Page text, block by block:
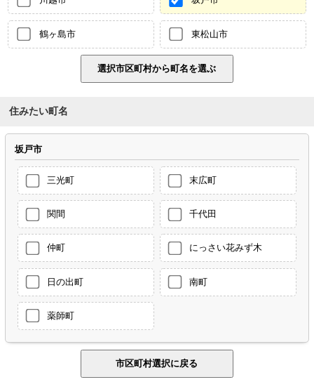
鶴ヶ島市 東松山市
住みたい町名
坂戸市
三光町 末広町
関間 千代田
仲町 にっさい花みず木
日の出町 南町
薬師町